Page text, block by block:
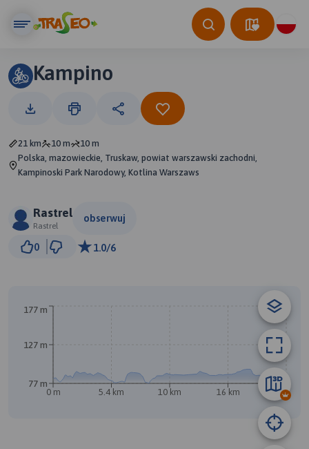
Kampino
21 km 10 m
10 m
Polska, mazowieckie, Truskaw, powiat warszawski zachodni,
Kampinoski Park Narodowy, Kotlina Warszaws
Rastrel
Rastrel
obserwuj
0 1.0/6
0 m 5.4 km 10 km 16 km 21 km
77 m
127 m
177 m